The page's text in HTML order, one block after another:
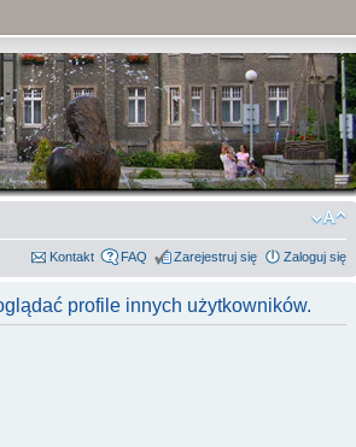
Kontakt FAQ Zarejestruj się Zaloguj się
profile innych użytkowników.